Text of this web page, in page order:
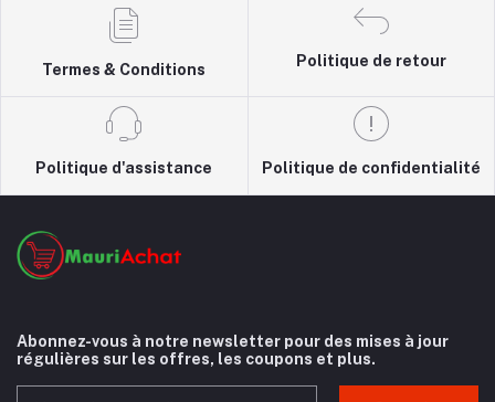
Termes & Conditions
Politique de retour
Politique d'assistance Politique de confidentialité
Abonnez-vous à notre newsletter pour des mises à jour
régulières sur les offres, les coupons et plus.